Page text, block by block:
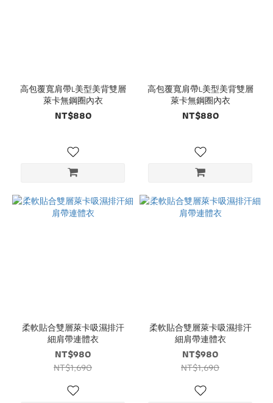
高包覆寬肩帶L美型美背雙層
萊卡無鋼圈內衣
NT$880
高包覆寬肩帶L美型美背雙層
萊卡無鋼圈內衣
NT$880
柔軟貼合雙層萊卡吸濕排汗
細肩帶連體衣
NT$980
NT$1,690
柔軟貼合雙層萊卡吸濕排汗
細肩帶連體衣
NT$980
NT$1,690